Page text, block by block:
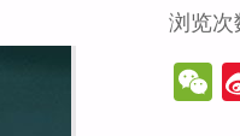
浏览次